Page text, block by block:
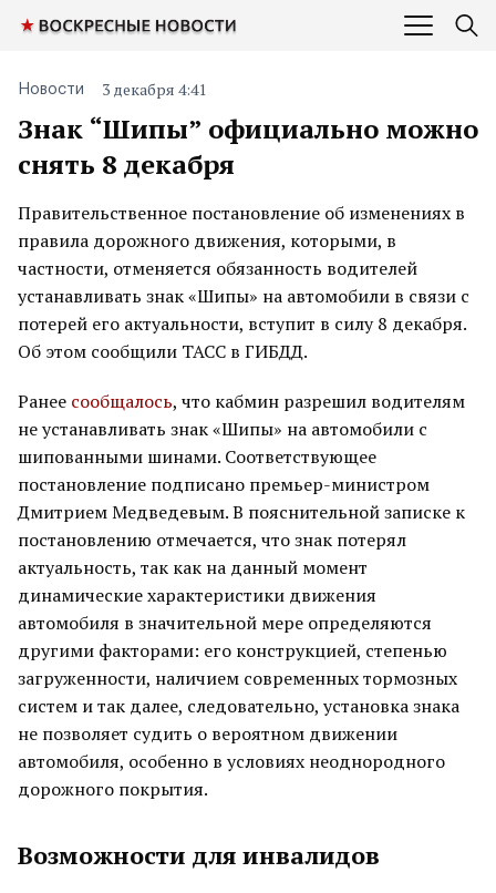
Знак “Шипы” официально можно
снять 8 декабря
Новости 3 декабря 4:41
Правительственное постановление об изменениях в
правила дорожного движения, которыми, в
частности, отменяется обязанность водителей
устанавливать знак «Шипы» на автомобили в связи с
потерей его актуальности, вступит в силу 8 декабря.
Об этом сообщили ТАСС в ГИБДД.
Ранее сообщалось, что кабмин разрешил водителям
не устанавливать знак «Шипы» на автомобили с
шипованными шинами. Соответствующее
постановление подписано премьер-министром
Дмитрием Медведевым. В пояснительной записке к
постановлению отмечается, что знак потерял
актуальность, так как на данный момент
динамические характеристики движения
автомобиля в значительной мере определяются
другими факторами: его конструкцией, степенью
загруженности, наличием современных тормозных
систем и так далее, следовательно, установка знака
не позволяет судить о вероятном движении
автомобиля, особенно в условиях неоднородного
дорожного покрытия.
Возможности для инвалидов